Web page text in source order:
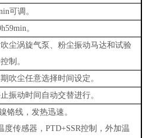
可调 。
。
尘涡旋气泵、粉尘振动马达和试验
制。
吹尘任意选择时间设定。
振动时间自动交替进行。
铬线，发热迅速。
度传感器，PTD+SSR控制，外加温